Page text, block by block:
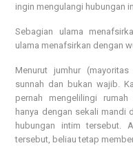
ingin mengulangi hubungan
Sebagian ulama
ulama menafsirkan dengan
Menurut jumhur
sunnah dan bukan wajib.
pernah mengelilingi
hanya dengan sekali mandi
hubungan intim tersebut.
tersebut, beliau tetap